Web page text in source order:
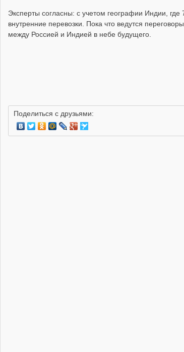
Эксперты согласны: с учетом географии Индии,
внутренние перевозки. Пока что ведутся
между Россией и Индией в небе будущего.
Поделиться с друзьями: